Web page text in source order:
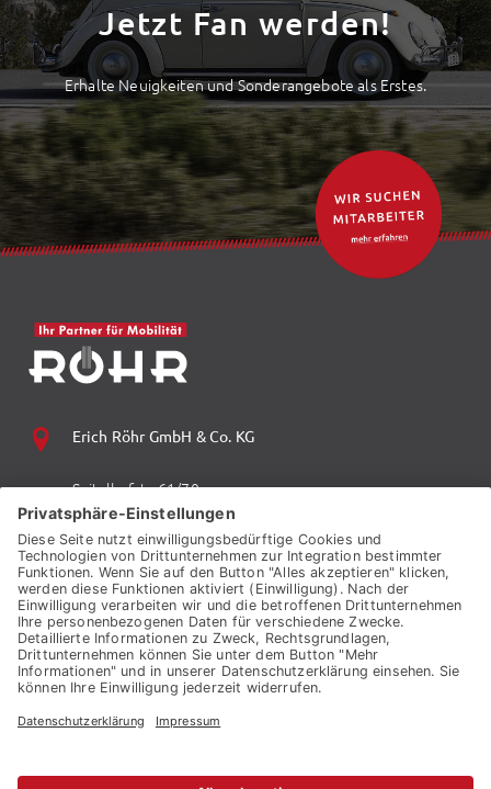
Jetzt Fan werden!
Erhalte Neuigkeiten und Sonderangebote als Erstes.
Erich Röhr GmbH & Co. KG
Spitalhofstr. 61/70
94032 Passau
+49 (0) 851 70 06 0
+49 (0) 851 70 06 149
vzp.info@auto-roehr.de